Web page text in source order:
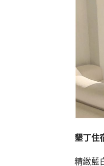
墾丁住
精緻藍